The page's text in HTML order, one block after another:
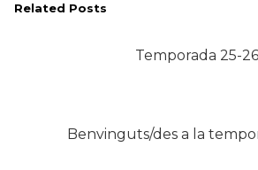
Related Posts
Temporada 25-
Benvinguts/des a la